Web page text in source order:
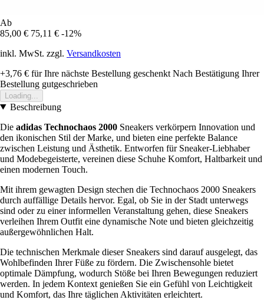
Ab
85,00 € 75,11 € -12%
inkl. MwSt. zzgl. Versandkosten
+3,76 € für Ihre nächste Bestellung geschenkt Nach Bestätigung Ihrer
Bestellung gutgeschrieben
Loading...
Beschreibung
Die adidas Technochaos 2000 Sneakers verkörpern Innovation und
den ikonischen Stil der Marke, und bieten eine perfekte Balance
zwischen Leistung und Ästhetik. Entworfen für Sneaker-Liebhaber
und Modebegeisterte, vereinen diese Schuhe Komfort, Haltbarkeit und
einen modernen Touch.
Mit ihrem gewagten Design stechen die Technochaos 2000 Sneakers
durch auffällige Details hervor. Egal, ob Sie in der Stadt unterwegs
sind oder zu einer informellen Veranstaltung gehen, diese Sneakers
verleihen Ihrem Outfit eine dynamische Note und bieten gleichzeitig
außergewöhnlichen Halt.
Die technischen Merkmale dieser Sneakers sind darauf ausgelegt, das
Wohlbefinden Ihrer Füße zu fördern. Die Zwischensohle bietet
optimale Dämpfung, wodurch Stöße bei Ihren Bewegungen reduziert
werden. In jedem Kontext genießen Sie ein Gefühl von Leichtigkeit
und Komfort, das Ihre täglichen Aktivitäten erleichtert.